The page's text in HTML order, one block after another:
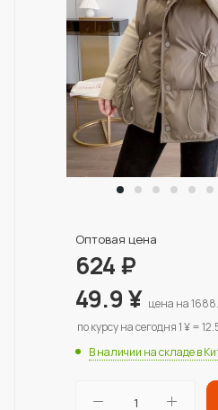
Оптовая цена
624₽
49.9¥ цена на
по курсу на сегодня 1 ¥ =
В наличии на складе в